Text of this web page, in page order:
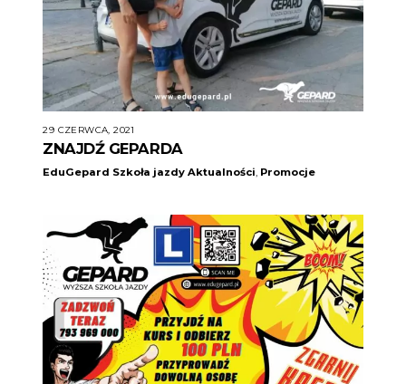
29 CZERWCA, 2021
ZNAJDŹ GEPARDA
EduGepard Szkoła jazdy Aktualności Promocje